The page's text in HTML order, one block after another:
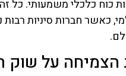
כוח כלכלי משמעותי. כל
כאשר חברות סיניות
על שוק